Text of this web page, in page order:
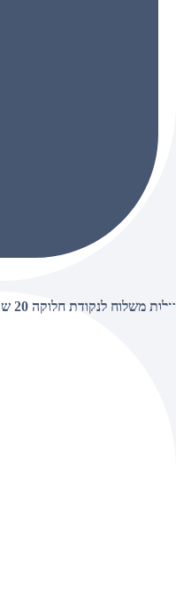
עלות משלוח לנקודת חלוקה 20 שקלים, בהזמנות מעל 500 שקלים ללא חיוב (חינם),